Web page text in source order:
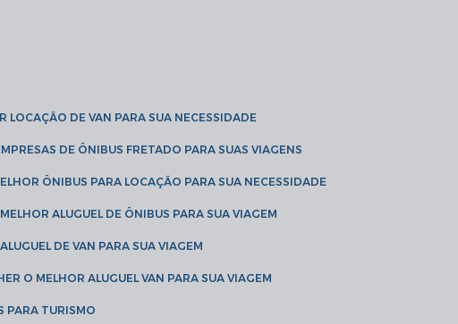
LOCAÇÃO DE VAN PARA SUA NECESSIDADE
DE ÔNIBUS FRETADO PARA SUAS VIAGENS
ÔNIBUS PARA LOCAÇÃO PARA SUA NECESSIDADE
MELHOR ALUGUEL DE ÔNIBUS PARA SUA VIAGEM
DE VAN PARA SUA VIAGEM
O MELHOR ALUGUEL VAN PARA SUA VIAGEM
PARA TURISMO